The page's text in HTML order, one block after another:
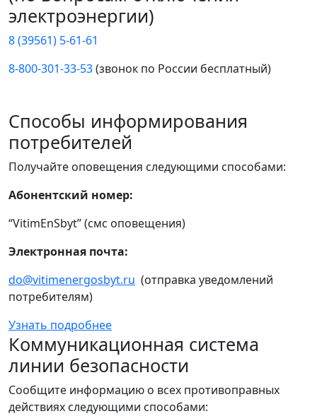
электроэнергии)
8 (39561) 5-61-61
8-800-301-33-53(звонок по России бесплатный)
Способы информирования
потребителей
Получайте оповещения следующими способами:
Абонентский номер:
“VitimEnSbyt” (смс оповещения)
Электронная почта:
do@vitimenergosbyt.ru (отправка уведомлений
потребителям)
Узнать подробнее
Коммуникационная система
линии безопасности
Сообщите информацию о всех противоправных
действиях следующими способами: